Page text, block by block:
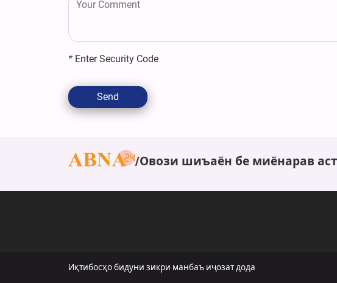
* Enter Security Code
Send
Овози шиъаён бе миёнарав аст
Иқтибосҳо бидуни зикри манбаъ иҷозат дода